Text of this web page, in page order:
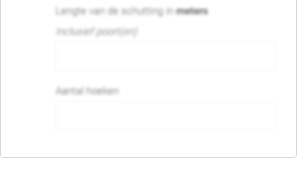
Lengte van de schutting inmeters
Inclusief poort(en)
Aantal hoeken